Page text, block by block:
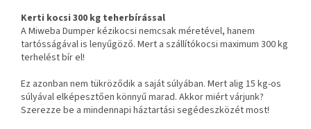
Kerti kocsi 300 kg teherbírással
A Miweba Dumper kézikocsi nemcsak méretével, hanem
tartósságával is lenyűgöző. Mert a szállítókocsi maximum 300 kg
terhelést bír el!
Ez azonban nem tükröződik a saját súlyában. Mert alig 15 kg-os
súlyával elképesztően könnyű marad. Akkor miért várjunk?
Szerezze be a mindennapi háztartási segédeszközét most!